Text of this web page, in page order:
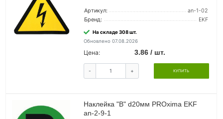
Артикул:
an-1-02
Бренд:
EKF
На складе 308 шт.
Обновлено 07.08.2026
Цена: 3.86 / шт.
- + КУПИТЬ
Наклейка "B" d20мм PROxima EKF
an-2-9-1